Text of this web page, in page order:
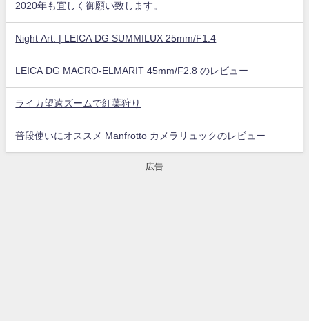
2020年も宜しく御願い致します。
Night Art. | LEICA DG SUMMILUX 25mm/F1.4
LEICA DG MACRO-ELMARIT 45mm/F2.8 のレビュー
ライカ望遠ズームで紅葉狩り
普段使いにオススメ Manfrotto カメラリュックのレビュー
広告